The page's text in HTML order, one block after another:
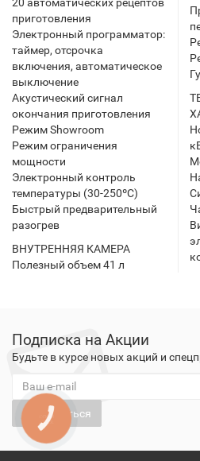
приготовления
Электронный программатор:
таймер, отсрочка
включения, автоматическое
выключение
Акустический сигнал
окончания приготовления
Режим Showroom
Режим ограничения
мощности
Электронный контроль
температуры (30-250ºС)
Быстрый предварительный
разогрев
ВНУТРЕННЯЯ КАМЕРА
Полезный объем 41 л
Подписка на Акции
Будьте в курсе новых акций и
Подписаться
КНОПКА
ЗВ'ЯЗКУ